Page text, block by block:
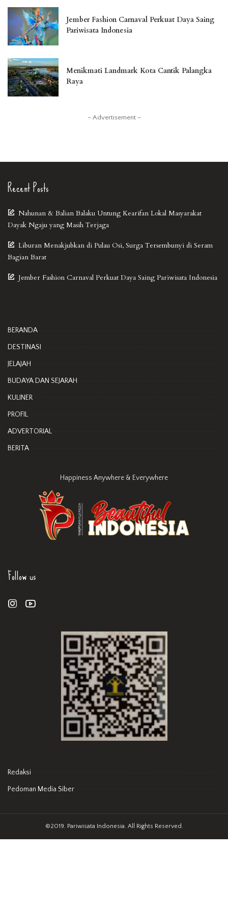
Jember Fashion Carnaval Perkuat Daya Saing
Pariwisata Indonesia
Menikmati Landmark Kota Cantik Palangka
Raya
– Advertisement –
Recent Posts
Nahunan & Balian Balaku Untung Kearifan Lokal Masyarakat
Dayak Ngaju yang Masih Terjaga
Liburan Menakjubkan di Pulau Osi, Surga Tersembunyi di Seram
Bagian Barat
Jember Fashion Carnaval Perkuat Daya Saing Pariwisata Indonesia
BERANDA
DESTINASI
JELAJAH
BUDAYA DAN SEJARAH
KULINER
PROFIL
ADVERTORIAL
BERITA
Happiness Anywhere & Everywhere
Follow us
Redaksi
Pedoman Media Siber
©2019. Pariwisata Indonesia. All Rights Reserved.